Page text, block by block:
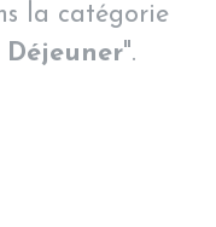
la catégorie
".